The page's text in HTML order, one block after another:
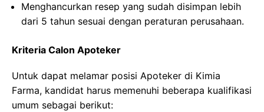
Menghancurkan resep yang sudah disimpan lebih
dari 5 tahun sesuai dengan peraturan perusahaan.
Kriteria Calon Apoteker
Untuk dapat melamar posisi Apoteker di Kimia
Farma, kandidat harus memenuhi beberapa kualifikasi
umum sebagai berikut: